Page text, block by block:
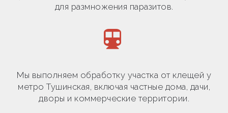
для размножения паразитов.
Мы выполняем обработку участка от клещей у
метро Тушинская, включая частные дома, дачи,
дворы и коммерческие территории.